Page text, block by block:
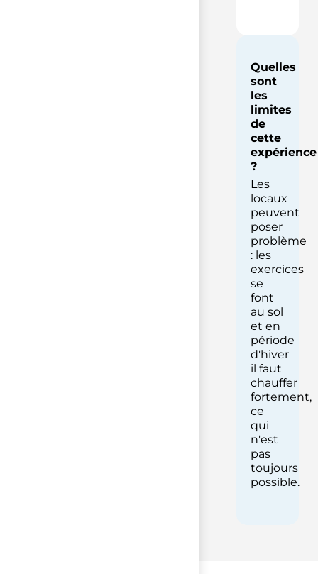
Quelles
sont
les
limites
de
cette
expérience
?
Les
locaux
peuvent
poser
problème
: les
exercices
se
font
au sol
et en
période
d'hiver
il faut
chauffer
fortement,
ce
qui
n'est
pas
toujours
possible.